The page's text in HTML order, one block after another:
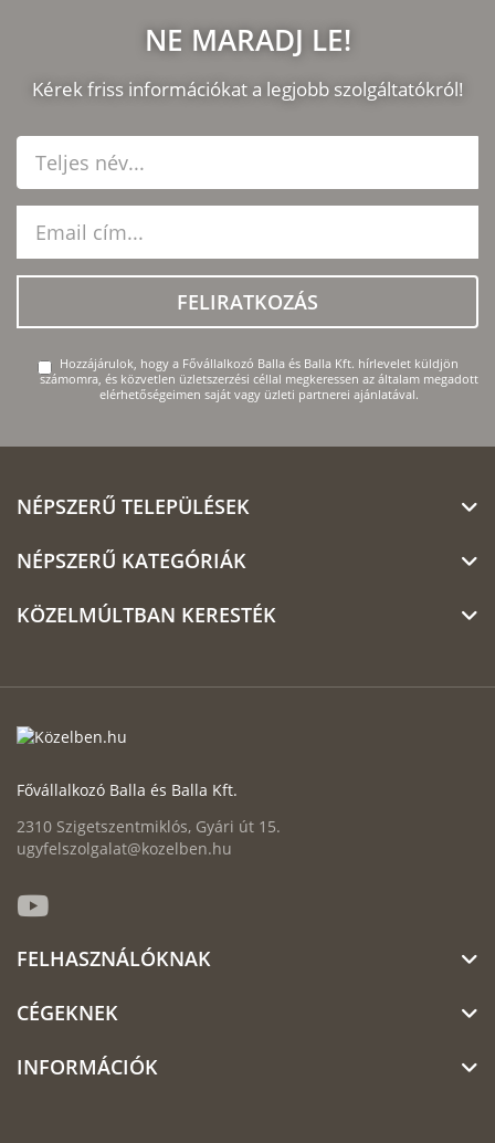
NE MARADJ LE!
Kérek friss információkat a legjobb szolgáltatókról!
FELIRATKOZÁS
Hozzájárulok, hogy a Fővállalkozó Balla és Balla Kft. hírlevelet küldjön
számomra, és közvetlen üzletszerzési céllal megkeressen az általam megadott
elérhetőségeimen saját vagy üzleti partnerei ajánlatával.
NÉPSZERŰ TELEPÜLÉSEK
NÉPSZERŰ KATEGÓRIÁK
KÖZELMÚLTBAN KERESTÉK
Fővállalkozó Balla és Balla Kft.
2310 Szigetszentmiklós, Gyári út 15.
ugyfelszolgalat@kozelben.hu
FELHASZNÁLÓKNAK
CÉGEKNEK
INFORMÁCIÓK